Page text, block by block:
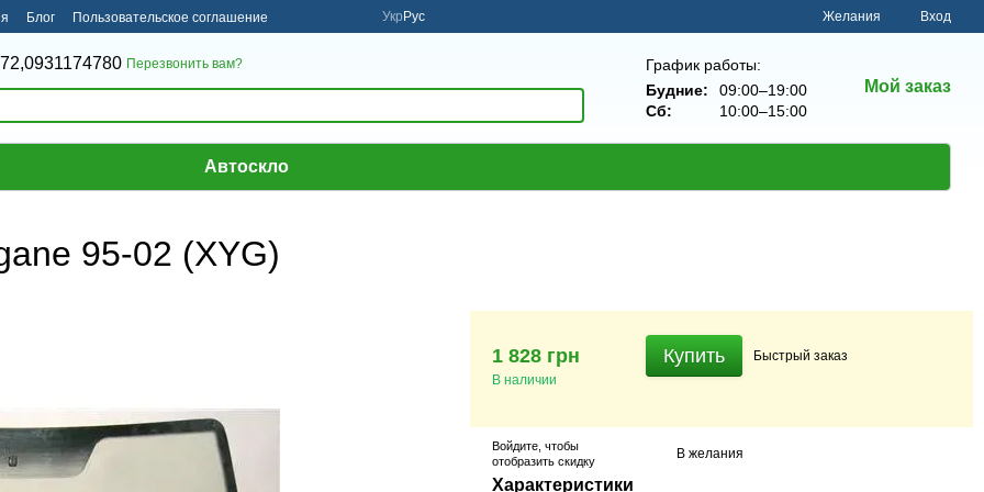
Блог Пользовательское соглашение Укр Рус Желания Вход
0931174780 Перезвонить вам?
График работы:
Будние:
09:00–19:00
Сб:
10:00–15:00
Мой заказ
Автоскло
95-02 (XYG)
1 828 грн
В наличии
Купить Быстрый заказ
Войдите , чтобы
отобразить скидку
В желания
Характеристики